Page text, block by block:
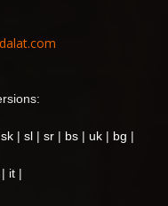
sk | sl | sr | bs | uk | bg |
it|